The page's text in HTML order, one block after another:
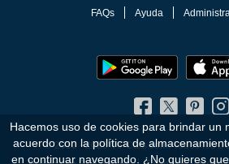
FAQs Ayuda
© 2010 - 2026 VIPCars.com. Todos los
Hacemos uso de cookies para brindar un
acuerdo con la política de
en continuar navegando. ¿No quieres